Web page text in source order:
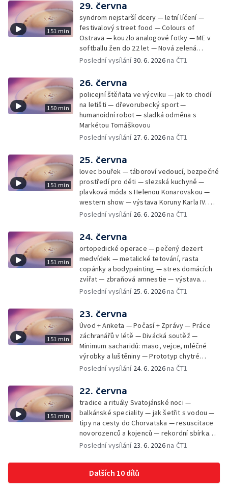
151 min
29. června
syndrom nejstarší dcery — letní líčení —
festivalový street food — Colours of
Ostrava — kouzlo analogové fotky — ME v
softballu žen do 22 let — Nová zelená
úsporám — Global Teacher Prize Czech
Poslední vysílání30. 6. 2026na ČT1
150 min
26. června
policejní štěňata ve výcviku — jak to chodí
na letišti — dřevorubecký sport —
humanoidní robot — sladká odměna s
Markétou Tomáškovou
Poslední vysílání 27. 6. 2026na ČT1
151 min
25. června
lovec bouřek — táboroví vedoucí, bezpečné
prostředí pro děti — slezská kuchyně —
plavková móda s Helenou Konarovskou —
western show — výstava Koruny Karla IV. —
mladý lezecký fenomén Josef Šindel
Poslední vysílání 26. 6. 2026na ČT1
151 min
24. června
ortopedické operace — pečený dezert
medvídek — metalické tetování, rasta
copánky a bodypainting — stres domácích
zvířat — zbraňová amnestie — výstava
mikrofotografií rostlin — fenomenální
Poslední vysílání 25. 6. 2026na ČT1
151 min
23. června
Úvod + Anketa — Počasí + Zprávy — Práce
záchranářů v létě — Divácká soutěž —
Minimum sacharidů: maso, vejce, mléčné
výrobky a luštěniny — Prototyp chytré
vložky do bot pro běžce — Anketa +
záchranářů v létě — Divácká soutěž —
Minimum sacharidů: maso, vejce, mléčné
výrobky a luštěniny — Jak se udržet v
kondici v létě bez posilovny — Prototyp
chytré vložky do bot pro běžce — Anketa +
aktuálně — Škola hrou — Upoutávka na další
vysílání — Počasí + Zprávy — Práce
Minimum sacharidů: maso, vejce, mléčné
výrobky a luštěniny — Mezinárodní folklórní
Poslední vysílání 24. 6. 2026na ČT1
151 min
22. června
tradice a rituály Svatojánské noci —
balkánské speciality — jak šetřit s vodou —
tipy na cesty do Chorvatska — resuscitace
novorozenců a kojenců — rekordní sbírka
velkých modelů aut — výroba šperků se
Poslední vysílání 23. 6. 2026na ČT1
Dalších 10 dílů